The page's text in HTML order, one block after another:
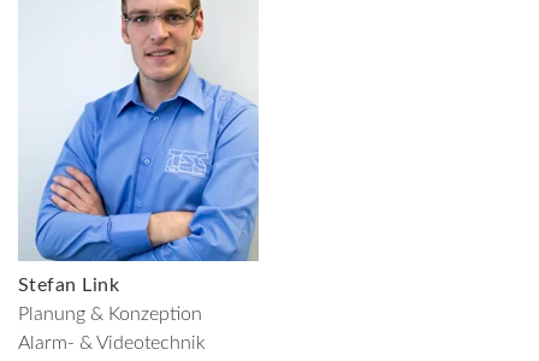
Stefan Link
Planung & Konzeption
Alarm- & Videotechnik